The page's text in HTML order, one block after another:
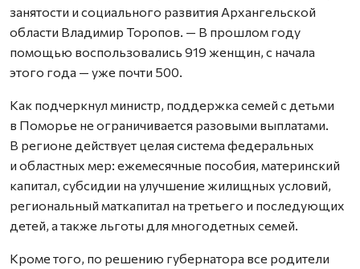
занятости и социального развития Архангельской
области Владимир Торопов. — В прошлом году
помощью воспользовались 919 женщин, с начала
этого года — уже почти 500.
Как подчеркнул министр, поддержка семей с детьми
в Поморье не ограничивается разовыми выплатами.
В регионе действует целая система федеральных
и областных мер: ежемесячные пособия, материнский
капитал, субсидии на улучшение жилищных условий,
региональный маткапитал на третьего и последующих
детей, а также льготы для многодетных семей.
Кроме того, по решению губернатора все родители